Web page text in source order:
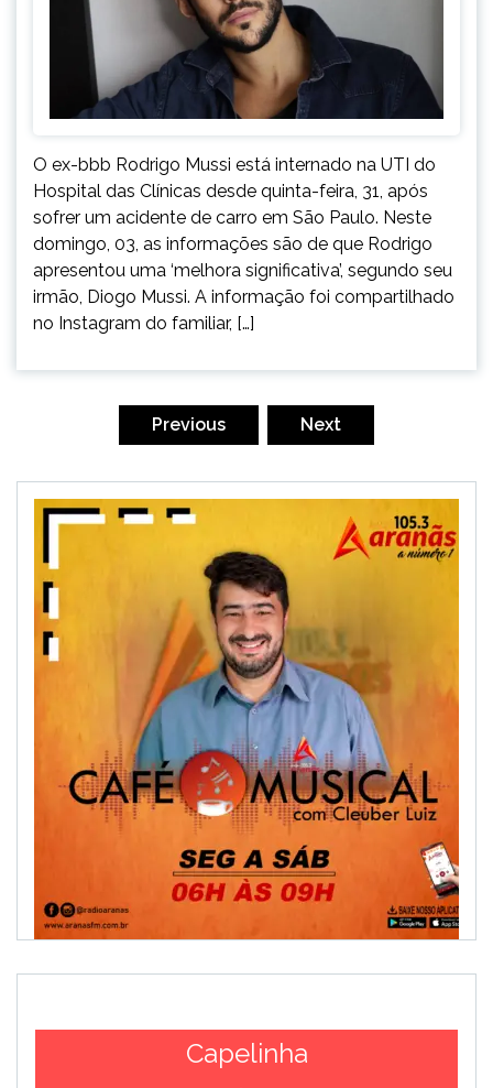
O ex-bbb Rodrigo Mussi está internado na UTI do
Hospital das Clínicas desde quinta-feira, 31, após
sofrer um acidente de carro em São Paulo. Neste
domingo, 03, as informações são de que Rodrigo
apresentou uma ‘melhora significativa’, segundo seu
irmão, Diogo Mussi. A informação foi compartilhado
no Instagram do familiar, […]
Previous Next
Capelinha